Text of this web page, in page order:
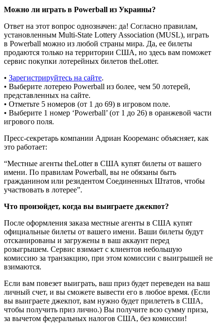
Можно ли играть в Powerball из Украины?
Ответ на этот вопрос однозначен: да! Согласно правилам,
установленным Multi-State Lottery Association (MUSL), играть
в Powerball можно из любой страны мира. Да, ее билеты
продаются только на территории США, но здесь вам поможет
сервис покупки лотерейных билетов theLotter.
• Зарегистрируйтесь на сайте.
• Выберите лотерею Powerball из более, чем 50 лотерей,
представленных на сайте.
• Отметьте 5 номеров (от 1 до 69) в игровом поле.
• Выберите 1 номер ‘Powerball’ (от 1 до 26) в оранжевой части
игрового поля.
Пресс-секретарь компании Адриан Коореманс объясняет, как
это работает:
“Местные агенты theLotter в США купят билеты от вашего
имени. По правилам Powerball, вы не обязаны быть
гражданином или резидентом Соединенных Штатов, чтобы
участвовать в лотерее”.
Что произойдет, когда вы выиграете джекпот?
После оформления заказа местные агенты в США купят
официальные билеты от вашего имени. Ваши билеты будут
отсканированы и загружены в ваш аккаунт перед
розыгрышем. Сервис взимает с клиентов небольшую
комиссию за транзакцию, при этом комиссии с выигрышей не
взимаются.
Если вам повезет выиграть, ваш приз будет переведен на ваш
личный счет, и вы сможете вывести его в любое время. (Если
вы выиграете джекпот, вам нужно будет прилететь в США,
чтобы получить приз лично.) Вы получите всю сумму приза,
за вычетом федеральных налогов США, без комиссии!